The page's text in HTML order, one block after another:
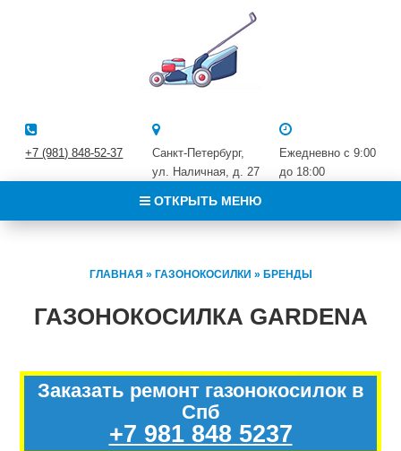
Ежедневно с 9:00
до 18:00
Санкт-Петербург,
ул. Наличная, д. 27
+7 (981) 848-52-37
ОТКРЫТЬ МЕНЮ
ГЛАВНАЯ » ГАЗОНОКОСИЛКИ » БРЕНДЫ
ГАЗОНОКОСИЛКА GARDENA
Заказать ремонт газонокосилок в
Спб
+7 981 848 5237